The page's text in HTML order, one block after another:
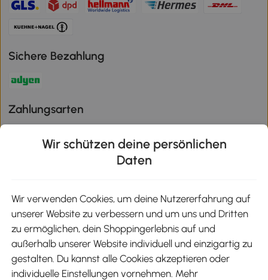
Sichere Bezahlung
Zahlungsarten
Aosom-App
Google Play
Wir schützen deine persönlichen
Daten
Wir verwenden Cookies, um deine Nutzererfahrung auf
unserer Website zu verbessern und um uns und Dritten
zu ermöglichen, dein Shoppingerlebnis auf und
außerhalb unserer Website individuell und einzigartig zu
gestalten. Du kannst alle Cookies akzeptieren oder
individuelle Einstellungen vornehmen. Mehr